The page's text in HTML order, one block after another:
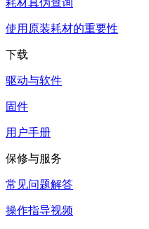
使用原装耗材的重要性
下载
驱动与软件
固件
用户手册
保修与服务
常见问题解答
操作指导视频